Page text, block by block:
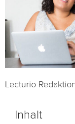
Lecturio
Inhalt